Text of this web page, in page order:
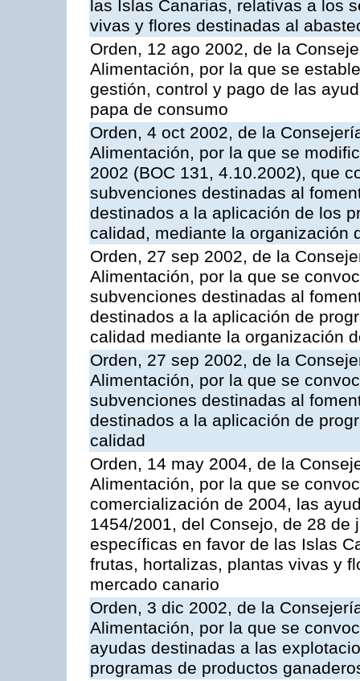
las Islas Canarias, relativas a los
vivas y flores destinadas al
Orden, 12 ago 2002, de la
Alimentación, por la que se
gestión, control y pago de las
papa de consumo
Orden, 4 oct 2002, de la
Alimentación, por la que se
2002 (BOC 131, 4.10.2002), que
subvenciones destinadas al
destinados a la aplicación de los
calidad, mediante la organización
Orden, 27 sep 2002, de la
Alimentación, por la que se
subvenciones destinadas al
destinados a la aplicación de
calidad mediante la organización
Orden, 27 sep 2002, de la
Alimentación, por la que se
subvenciones destinadas al
destinados a la aplicación de
calidad
Orden, 14 may 2004, de la
Alimentación, por la que se
comercialización de 2004, las
1454/2001, del Consejo, de 28 de
específicas en favor de las Islas
frutas, hortalizas, plantas vivas y
mercado canario
Orden, 3 dic 2002, de la
Alimentación, por la que se
ayudas destinadas a las
programas de productos